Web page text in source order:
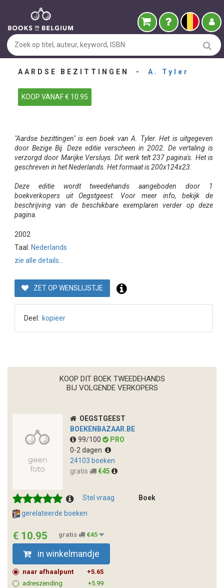
AARDSE BEZITTINGEN - A. Tyler
KOOP VANAF € 10.95
"Aardse bezittingen" is een boek van A. Tyler. Het is uitgegeven
door Bezige Bij. Deze editie verscheen in 2002. De vertaling is
verzorgd door Marijke Versluys. Dit werk telt 237 pagina's. Het is
geschreven in het Nederlands. Het formaat is 200x124x23.
Deze editie wordt tweedehands aangeboden door 1
boekverkopers uit Oegstgeest. Voor meer info, bekijk de
beschrijving van de beschikbare exemplaren verder op deze
pagina.
2002
Taal: Nederlands
zie alle details...
ZET OP WENSLIJSTJE
Deel: kopieer
KOOP DIT BOEK TWEEDEHANDS
BIJ VOLGENDE VERKOPERS
OEGSTGEEST
BOEKENBAZAAR.BE
99/100
PRO
0-2 dagen
24103 boeken
gratis
€45
Stel vraag
Boek
gerelateerde boeken
€ 10.95 gratis €45
in winkelmandje
naar afhaalpunt
+5.65
adreszending
+5.99